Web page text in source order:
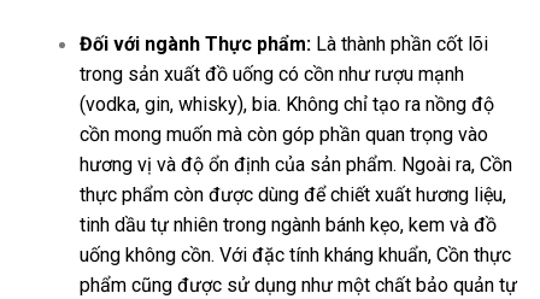
Đối với ngành Thực phẩm: Là thành phần cốt lõi
trong sản xuất đồ uống có cồn như rượu mạnh
(vodka, gin, whisky), bia. Không chỉ tạo ra nồng độ
cồn mong muốn mà còn góp phần quan trọng vào
hương vị và độ ổn định của sản phẩm. Ngoài ra, Cồn
thực phẩm còn được dùng để chiết xuất hương liệu,
tinh dầu tự nhiên trong ngành bánh kẹo, kem và đồ
uống không cồn. Với đặc tính kháng khuẩn, Cồn thực
phẩm cũng được sử dụng như một chất bảo quản tự